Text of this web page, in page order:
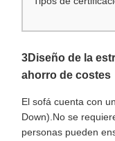
3Diseño de la
ahorro de costes
El sofá cuenta con
Down).No se
personas pueden